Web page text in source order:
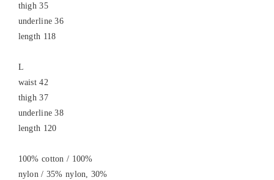
thigh 35
underline 36
length 118
L
waist 42
thigh 37
underline 38
length 120
100% cotton / 100%
nylon / 35% nylon, 30%